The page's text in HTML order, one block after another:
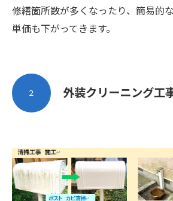
修繕箇所数が多くなったり、簡易的
単価も下がってきます。
外装クリーニング工
２